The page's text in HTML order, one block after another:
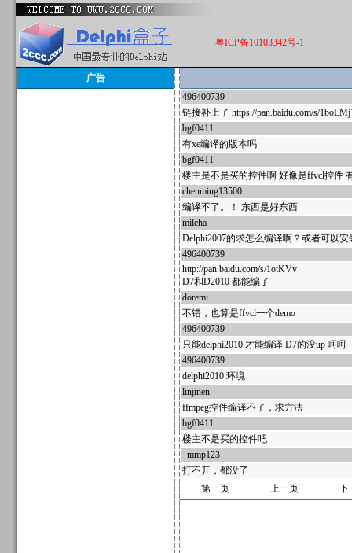
粤ICP备10103342号-1
广告
496400739
链接补上了 https://pan.baidu.com/s/
bgf0411
有xe编译的版本吗
bgf0411
楼主是不是买的控件啊 好像是ffvcl控件
chenming13500
编译不了。！ 东西是好东西
mileha
Delphi2007的求怎么编译啊？或者可以
496400739
http://pan.baidu.com/s/1otKVv
D7和D2010 都能编了
doremi
不错，也算是ffvcl一个demo
496400739
只能delphi2010 才能编译 D7的没up 呵呵
496400739
delphi2010 环境
linjinen
ffmpeg控件编译不了，求方法
bgf0411
楼主不是买的控件吧
_mmp123
打不开，都没了
第一页
上一页 下